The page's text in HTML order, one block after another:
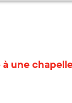
une